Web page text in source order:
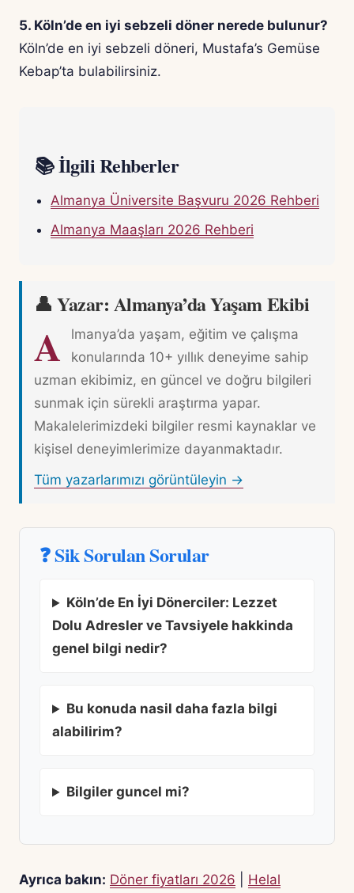
5. Köln’de en iyi sebzeli döner nerede bulunur?
Köln’de en iyi sebzeli döneri, Mustafa’s Gemüse
Kebap’ta bulabilirsiniz.
📚 İlgili Rehberler
Almanya Üniversite Başvuru 2026 Rehberi
Almanya Maaşları 2026 Rehberi
👤 Yazar: Almanya’da Yaşam Ekibi
A
lmanya’da yaşam, eğitim ve çalışma
konularında 10+ yıllık deneyime sahip
uzman ekibimiz, en güncel ve doğru bilgileri
sunmak için sürekli araştırma yapar.
Makalelerimizdeki bilgiler resmi kaynaklar ve
kişisel deneyimlerimize dayanmaktadır.
Tüm yazarlarımızı görüntüleyin →
❓ Sik Sorulan Sorular
Köln’de En İyi Dönerciler: Lezzet
Dolu Adresler ve Tavsiyele hakkinda
genel bilgi nedir?
Bu konuda nasil daha fazla bilgi
alabilirim?
Bilgiler guncel mi?
Ayrıca bakın: Döner fiyatları 2026
Helal